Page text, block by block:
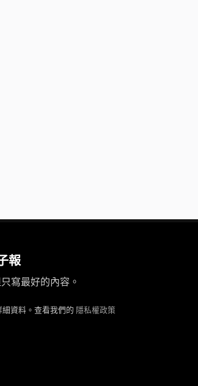
報
寫最好的內容。
資料。查看我們的 隱私權政策